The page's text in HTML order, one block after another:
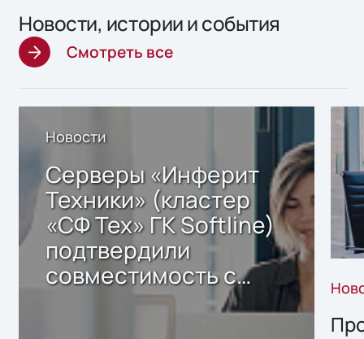
Новости, истории и события
Смотреть все
Новости
Серверы «Инферит
Техники» (кластер
«СФ Тех» ГК Softline)
подтвердили
совместимость с
решением Sharx